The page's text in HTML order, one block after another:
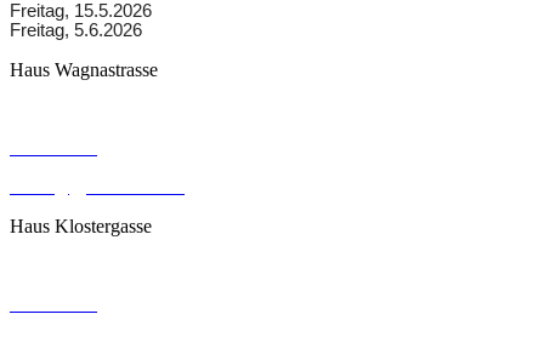
Freitag, 15.5.2026
Freitag, 5.6.2026
Haus Wagnastrasse
Haus Klostergasse